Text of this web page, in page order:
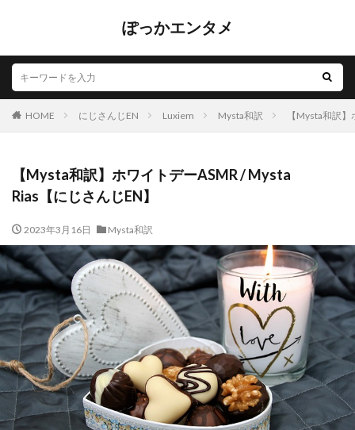
ぽっかエンタメ
HOME にじさんじEN Luxiem Mysta和訳 【Mysta和訳
【Mysta和訳】ホワイトデーASMR / Mysta
Rias【にじさんじEN】
2023年3月16日 Mysta和訳